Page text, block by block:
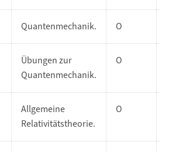
Quantenmechanik. O
Übungen zur
Quantenmechanik.
O
Allgemeine
Relativitätstheorie.
O